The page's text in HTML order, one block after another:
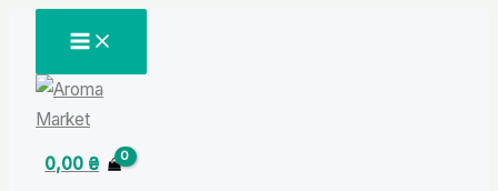
вмісту
MAIN
MENU
0,00 ₴